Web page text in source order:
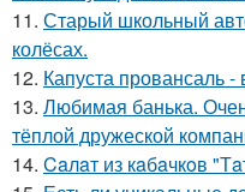
11. Старый школьный
колёсах.
12. Капуста провансаль
13. Любимая банька.
тёплой дружеской
14. Caлaт из кaбaчкoв